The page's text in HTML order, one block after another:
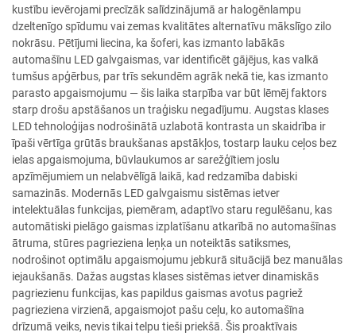
kustību ievērojami precīzāk salīdzinājumā ar halogēnlampu
dzeltenīgo spīdumu vai zemas kvalitātes alternatīvu mākslīgo zilo
nokrāsu. Pētījumi liecina, ka šoferi, kas izmanto labākās
automašīnu LED galvgaismas, var identificēt gājējus, kas valkā
tumšus apģērbus, par trīs sekundēm agrāk nekā tie, kas izmanto
parasto apgaismojumu — šis laika starpība var būt lēmēj faktors
starp drošu apstāšanos un traģisku negadījumu. Augstas klases
LED tehnoloģijas nodrošinātā uzlabotā kontrasta un skaidrība ir
īpaši vērtīga grūtās braukšanas apstākļos, tostarp lauku ceļos bez
ielas apgaismojuma, būvlaukumos ar sarežģītiem joslu
apzīmējumiem un nelabvēlīgā laikā, kad redzamība dabiski
samazinās. Modernās LED galvgaismu sistēmas ietver
intelektuālas funkcijas, piemēram, adaptīvo staru regulēšanu, kas
automātiski pielāgo gaismas izplatīšanu atkarībā no automašīnas
ātruma, stūres pagrieziena leņķa un noteiktās satiksmes,
nodrošinot optimālu apgaismojumu jebkurā situācijā bez manuālas
iejaukšanās. Dažas augstas klases sistēmas ietver dinamiskās
pagriezienu funkcijas, kas papildus gaismas avotus pagriež
pagrieziena virzienā, apgaismojot pašu ceļu, ko automašīna
drīzumā veiks, nevis tikai telpu tieši priekšā. Šis proaktīvais